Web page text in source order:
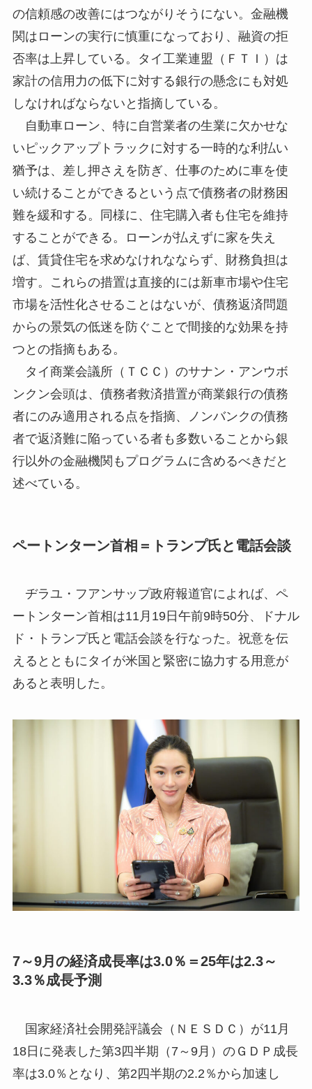
の信頼感の改善にはつながりそうにない。金融機
関はローンの実行に慎重になっており、融資の拒
否率は上昇している。タイ工業連盟（ＦＴＩ）は
家計の信用力の低下に対する銀行の懸念にも対処
しなければならないと指摘している。
自動車ローン、特に自営業者の生業に欠かせな
いピックアップトラックに対する一時的な利払い
猶予は、差し押さえを防ぎ、仕事のために車を使
い続けることができるという点で債務者の財務困
難を緩和する。同様に、住宅購入者も住宅を維持
することができる。ローンが払えずに家を失え
ば、賃貸住宅を求めなけれなならず、財務負担は
増す。これらの措置は直接的には新車市場や住宅
市場を活性化させることはないが、債務返済問題
からの景気の低迷を防ぐことで間接的な効果を持
つとの指摘もある。
タイ商業会議所（ＴＣＣ）のサナン・アンウボ
ンクン会頭は、債務者救済措置が商業銀行の債務
者にのみ適用される点を指摘、ノンバンクの債務
者で返済難に陥っている者も多数いることから銀
行以外の金融機関もプログラムに含めるべきだと
述べている。
ペートンターン首相＝トランプ氏と電話会談
ヂラユ・フアンサップ政府報道官によれば、ペ
ートンターン首相は11月19日午前9時50分、ドナル
ド・トランプ氏と電話会談を行なった。祝意を伝
えるとともにタイが米国と緊密に協力する用意が
あると表明した。
7～9月の経済成長率は3.0％＝25年は2.3～
3.3％成長予測
国家経済社会開発評議会（ＮＥＳＤＣ）が11月
18日に発表した第3四半期（7～9月）のＧＤＰ成長
率は3.0％となり、第2四半期の2.2％から加速し